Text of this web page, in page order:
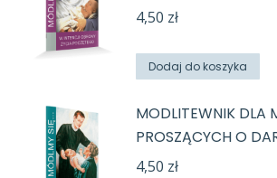
4,50 zł
Dodaj do koszyka
MODLITEWNIK DLA
PROSZĄCYCH O
4,50 zł